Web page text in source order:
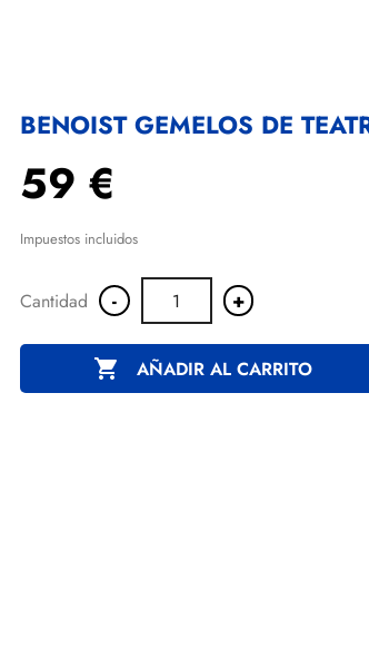
BENOIST GEMELOS DE
59 €
Impuestos incluidos
Cantidad - +
 AÑADIR AL CARRITO